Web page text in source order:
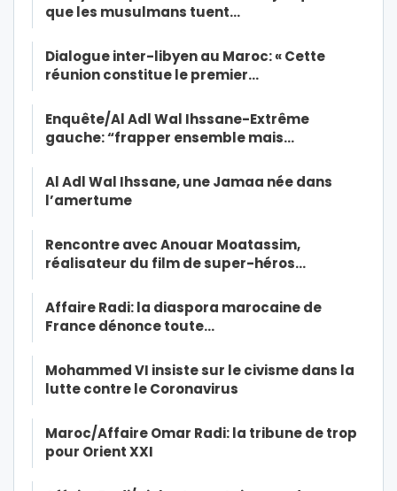
que les musulmans tuent…
Dialogue inter-libyen au Maroc: « Cette
réunion constitue le premier…
Enquête/Al Adl Wal Ihssane-Extrême
gauche: “frapper ensemble mais…
Al Adl Wal Ihssane, une Jamaa née dans
l’amertume
Rencontre avec Anouar Moatassim,
réalisateur du film de super-héros…
Affaire Radi: la diaspora marocaine de
France dénonce toute…
Mohammed VI insiste sur le civisme dans la
lutte contre le Coronavirus
Maroc/Affaire Omar Radi: la tribune de trop
pour Orient XXI